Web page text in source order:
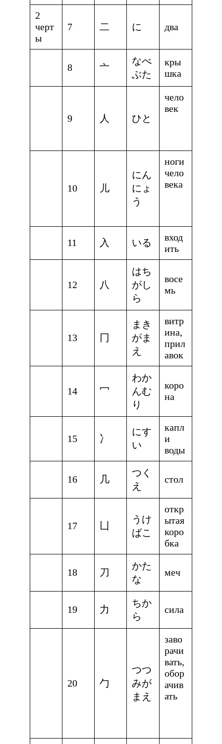
2
черт
ы
7 二 に два
8 亠
なべ
ぶた
кры
шка
9 人 ひと
чело
век
10 儿
にん
にょ
う
ноги
чело
века
11 入 いる
вход
ить
12 八
はち
がし
ら
восе
мь
13 冂
まき
がま
え
витр
ина,
прил
авок
14 冖
わか
んむ
り
коро
на
15 冫
にす
い
капл
и
воды
16 几
つく
え
стол
17
うけ
ばこ
откр
ытая
коро
бка
18 刀
かた
な
меч
19 力
ちか
ら
сила
20 勹
つつ
みが
まえ
заво
рачи
вать,
обор
ачив
ать